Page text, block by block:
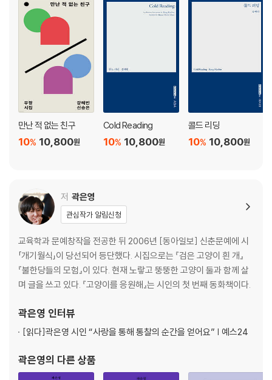
이근화 밤의 국숫집
이다희 눈에는 눈
이성미 처음 지나는 벌판과 황혼
이소호 그때, 감추어져 있어야만 했던 어떤 것들이 드러나고 말았다
이승원 공포를 숨긴 기쁨
이영주 시인에게는 시인밖에 없다는 말
이용임 삼가
이우성 슬픔은 까맣고 까마득하고
이혜미 머무는 물과 나무의 겨울
이 훤 입을 지워둔 말 밖에서
임경섭 질투는 나의
임승유 과거
임지은 프랑스 댄서
장수양 하나
장수진 순진한 삶
장이지 나를 찾아서
장혜령 낙하하는 온점
정영효 흔해빠진 독서
정한아 야곱의 사다리
만난 적 없는 친구
10,800원
10%
Cold Reading
10,800원
10%
콜드 리딩
10,800원
10%
저 곽은영
관심작가 알림신청
교육학과 문예창작을 전공한 뒤 2006년 [동아일보] 신춘문예에 시
「개기월식」이 당선되어 등단했다. 시집으로는 『검은 고양이 흰 개』
『불한당들의 모험』이 있다. 현재 노랗고 뚱뚱한 고양이 둘과 함께 살
며 글을 쓰고 있다. 『고양이를 응원해』는 시인의 첫 번째 동화책이다.
곽은영 인터뷰
[읽다]곽은영 시인 “사랑을 통해 통찰의 순간을 얻어요” | 예스24
곽은영의 다른 상품